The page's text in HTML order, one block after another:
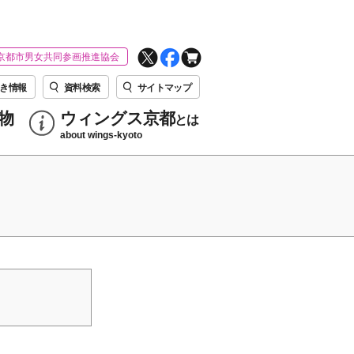
市男女共同参画推進協会
情報 資料検索 サイトマップ
ウィングス京都とは
about wings-kyoto